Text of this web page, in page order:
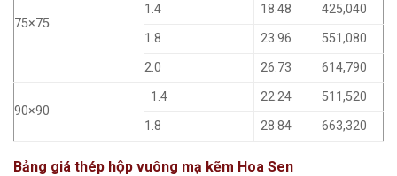
75×75
1.4
18.48
425,040
1.8
23.96
551,080
2.0
26.73 614,790
90×90
1.4 22.24
511,520
1.8
28.84 663,320
Bảng giá thép hộp vuông mạ kẽm Hoa Sen